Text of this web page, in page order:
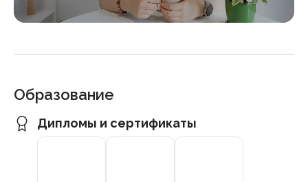
Образование
Дипломы и сертификаты